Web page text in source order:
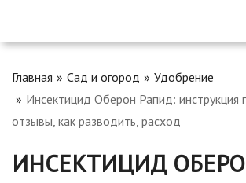
Главная Сад и огород
Удобрение
Инсектицид Оберон Рапид: инструкция
отзывы, как разводить, расход
ИНСЕКТИЦИД